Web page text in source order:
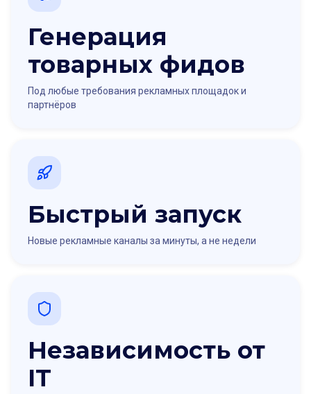
Генерация
товарных фидов
Под любые требования рекламных площадок и
партнёров
Быстрый запуск
Новые рекламные каналы за минуты, а не недели
Независимость от
IT